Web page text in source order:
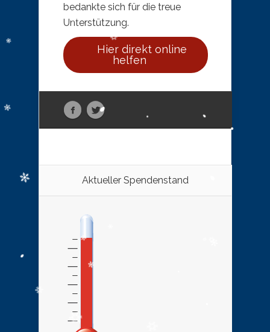
bedankte sich für die treue
Unterstützung.
Hier direkt online
helfen
Aktueller Spendenstand